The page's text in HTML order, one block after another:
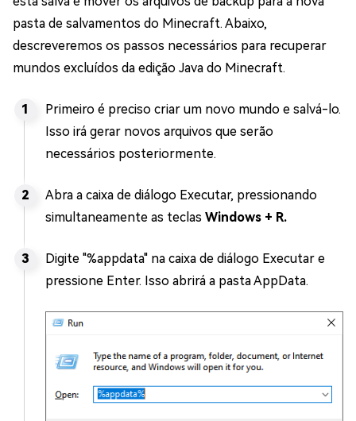
pasta de salvamentos do Minecraft. Abaixo,
descreveremos os passos necessários para recuperar
mundos excluídos da edição Java do Minecraft.
Primeiro é preciso criar um novo mundo e salvá-lo.
Isso irá gerar novos arquivos que serão
necessários posteriormente.
Abra a caixa de diálogo Executar, pressionando
simultaneamente as teclas Windows + R.
Digite "%appdata" na caixa de diálogo Executar e
pressione Enter. Isso abrirá a pasta AppData.